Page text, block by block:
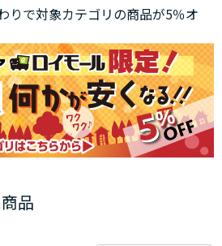
りで対象カテゴリの商品が5％オ
品